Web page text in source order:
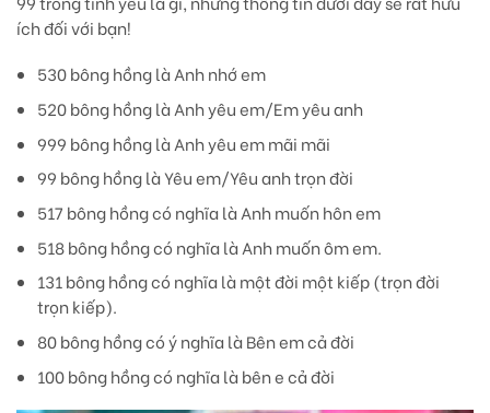
ích đối với bạn!
530 bông hồng là Anh nhớ em
520 bông hồng là Anh yêu em/Em yêu anh
999 bông hồng là Anh yêu em mãi mãi
99 bông hồng là Yêu em/Yêu anh trọn đời
517 bông hồng có nghĩa là Anh muốn hôn em
518 bông hồng có nghĩa là Anh muốn ôm em.
131 bông hồng có nghĩa là một đời một kiếp (trọn đời
trọn kiếp).
80 bông hồng có ý nghĩa là Bên em cả đời
100 bông hồng có nghĩa là bên e cả đời